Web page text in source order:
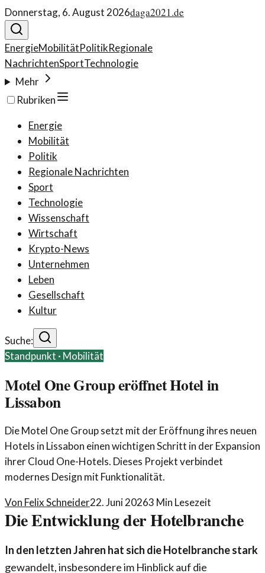
Donnerstag, 6. August 2026daga2021.de
EnergieMobilitätPolitikRegionale
NachrichtenSportTechnologie
Mehr
Rubriken
Energie
Mobilität
Politik
Regionale Nachrichten
Sport
Technologie
Wissenschaft
Wirtschaft
Krypto-News
Unternehmen
Leben
Gesellschaft
Kultur
Suche:
Standpunkt · Mobilität
Motel One Group eröffnet Hotel in
Lissabon
Die Motel One Group setzt mit der Eröffnung ihres neuen
Hotels in Lissabon einen wichtigen Schritt in der Expansion
ihrer Cloud One-Hotels. Dieses Projekt verbindet
modernes Design mit Funktionalität.
Von Felix Schneider22. Juni 20263 Min Lesezeit
Die Entwicklung der Hotelbranche
In den letzten Jahren hat sich die Hotelbranche stark
gewandelt, insbesondere im Hinblick auf die